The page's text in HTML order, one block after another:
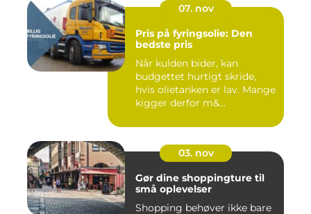
07. nov
Pris på fyringsolie: Den
bedste pris
Når kulden bider, kan
budgettet hurtigt skride,
hvis olietanken er lav. Mange
kigger derfor m&...
03. nov
Gør dine shoppingture til
små oplevelser
Shopping behøver ikke bare